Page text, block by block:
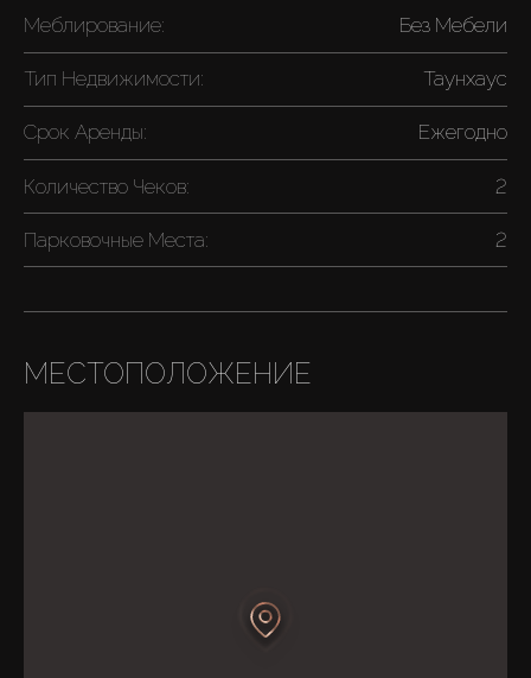
Меблирование: Без Мебели
Тип Недвижимости: Таунхаус
Срок Аренды: Ежегодно
Количество Чеков: 2
Парковочные Места: 2
МЕСТОПОЛОЖЕНИЕ